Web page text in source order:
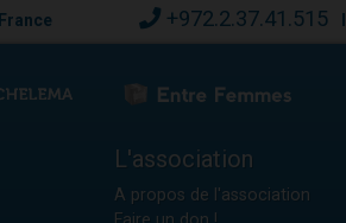
France +972.2.37.41.515
L'association
A propos de l'association